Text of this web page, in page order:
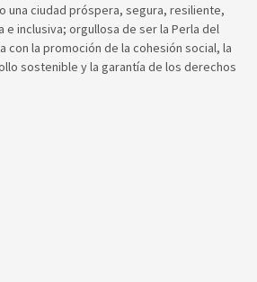
una ciudad próspera, segura, resiliente,
inclusiva; orgullosa de ser la Perla del
con la promoción de la cohesión social, la
sostenible y la garantía de los derechos